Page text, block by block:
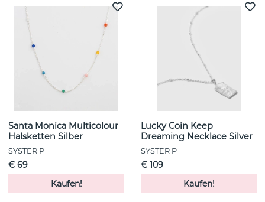
Santa Monica Multicolour
Halsketten Silber
SYSTER P
€ 69
Kaufen!
Lucky Coin Keep
Dreaming Necklace Silver
SYSTER P
€ 109
Kaufen!